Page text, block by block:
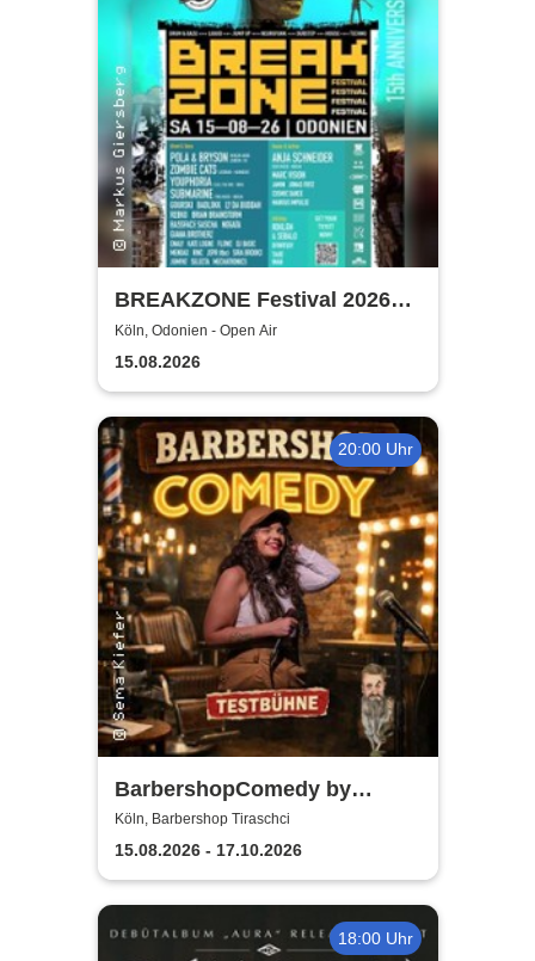
BREAKZONE Festival 2026
(DAY & NIGHT) | presented by
Pathfinder
Köln, Odonien - Open Air
15.08.2026
20:00 Uhr
BarbershopComedy by
Tiraschci - Sema Kurschunlu
Köln, Barbershop Tiraschci
15.08.2026 - 17.10.2026
18:00 Uhr